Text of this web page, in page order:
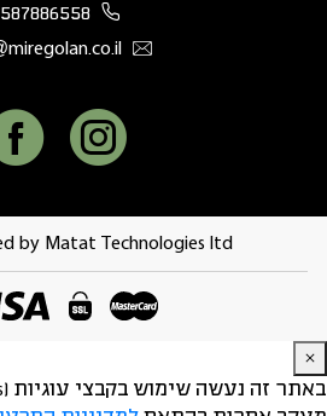
by Matat Technologies ltd